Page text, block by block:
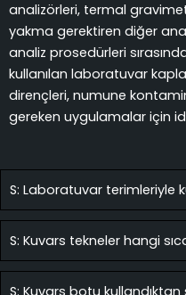
analizörleri, termal
yakma gerektiren diğer
analiz prosedürleri
kullanılan laboratuvar
dirençleri, numune
gereken uygulamalar için
S: Laboratuvar terimleriyle
S: Kuvars tekneler hangi
S: Kuvars botu